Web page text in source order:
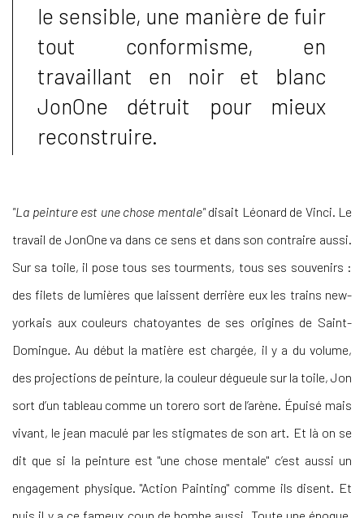
le sensible, une manière de fuir
tout conformisme, en
travaillant en noir et blanc
JonOne détruit pour mieux
reconstruire.
"La peinture est une chose mentale"disait Léonard de Vinci. Le
travail de JonOne va dans ce sens et dans son contraire aussi.
Sur sa toile, il pose tous ses tourments, tous ses souvenirs :
des filets de lumières que laissent derrière eux les trains new-
yorkais aux couleurs chatoyantes de ses origines de Saint-
Domingue. Au début la matière est chargée, il y a du volume,
des projections de peinture, la couleur dégueule sur la toile, Jon
sort d’un tableau comme un torero sort de l’arène. Épuisé mais
vivant, le jean maculé par les stigmates de son art. Et là on se
dit que si la peinture est "une chose mentale" c’est aussi un
engagement physique. "Action Painting" comme ils disent. Et